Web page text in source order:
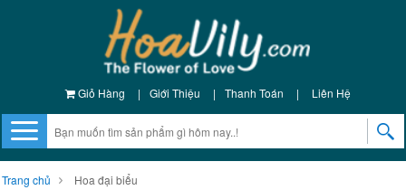
Giỏ Hàng | Giới Thiệu | Thanh Toán | Liên Hệ
Trang chủ Hoa đại biểu